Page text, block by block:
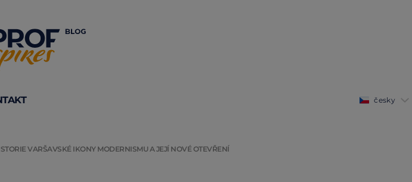
česky
VARŠAVSKÉ IKONY MODERNISMU A JEJÍ NOVÉ OTEVŘENÍ